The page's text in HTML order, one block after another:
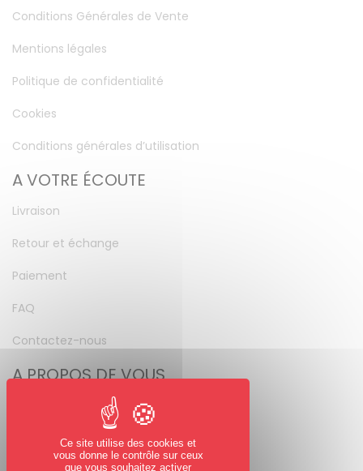
Conditions Générales de Vente
Mentions légales
Politique de confidentialité
Cookies
Conditions générales d’utilisation
A VOTRE ÉCOUTE
Livraison
Retour et échange
Paiement
FAQ
Contactez-nous
A PROPOS DE VOUS
Mot de passe perdu
Ce site utilise des cookies et
vous donne le contrôle sur ceux
que vous souhaitez activer